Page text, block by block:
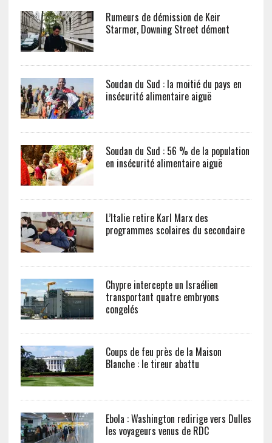
Rumeurs de démission de Keir
Starmer, Downing Street dément
Soudan du Sud : la moitié du pays en
insécurité alimentaire aiguë
Soudan du Sud : 56 % de la population
en insécurité alimentaire aiguë
L’Italie retire Karl Marx des
programmes scolaires du secondaire
Chypre intercepte un Israélien
transportant quatre embryons
congelés
Coups de feu près de la Maison
Blanche : le tireur abattu
Ebola : Washington redirige vers Dulles
les voyageurs venus de RDC